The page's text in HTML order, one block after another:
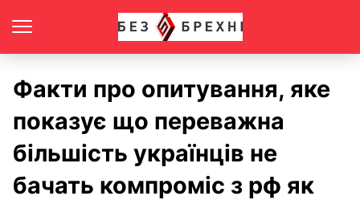
Факти про опитування, яке
показує що переважна
більшість українців не
бачать компроміс з рф як